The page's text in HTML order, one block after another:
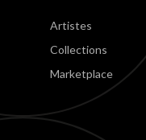
Artistes
Collections
Marketplace